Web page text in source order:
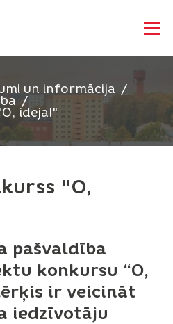
un informācija
ideja!"
"O,
pašvaldība
konkursu “O,
ir veicināt
iedzīvotāju